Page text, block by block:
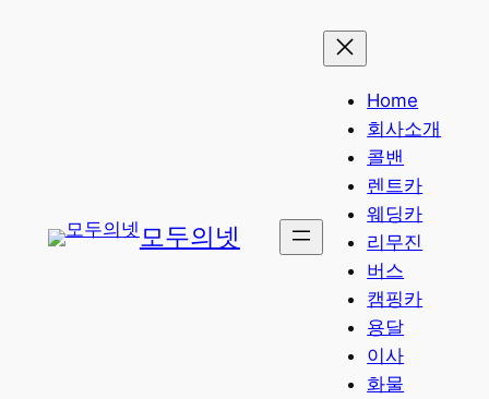
모두의넷
Home
회사소개
콜밴
렌트카
웨딩카
리무진
버스
캠핑카
용달
이사
화물